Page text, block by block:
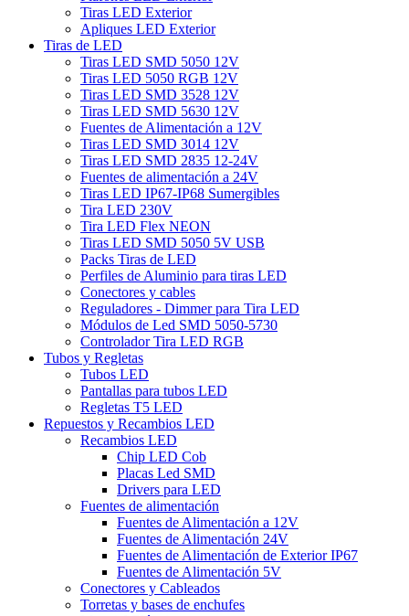
Tiras LED Exterior
Apliques LED Exterior
Tiras de LED
Tiras LED SMD 5050 12V
Tiras LED 5050 RGB 12V
Tiras LED SMD 3528 12V
Tiras LED SMD 5630 12V
Fuentes de Alimentación a 12V
Tiras LED SMD 3014 12V
Tiras LED SMD 2835 12-24V
Fuentes de alimentación a 24V
Tiras LED IP67-IP68 Sumergibles
Tira LED 230V
Tira LED Flex NEON
Tiras LED SMD 5050 5V USB
Packs Tiras de LED
Perfiles de Aluminio para tiras LED
Conectores y cables
Reguladores - Dimmer para Tira LED
Módulos de Led SMD 5050-5730
Controlador Tira LED RGB
Tubos y Regletas
Tubos LED
Pantallas para tubos LED
Regletas T5 LED
Repuestos y Recambios LED
Recambios LED
Chip LED Cob
Placas Led SMD
Drivers para LED
Fuentes de alimentación
Fuentes de Alimentación a 12V
Fuentes de Alimentación 24V
Fuentes de Alimentación de Exterior IP67
Fuentes de Alimentación 5V
Conectores y Cableados
Torretas y bases de enchufes